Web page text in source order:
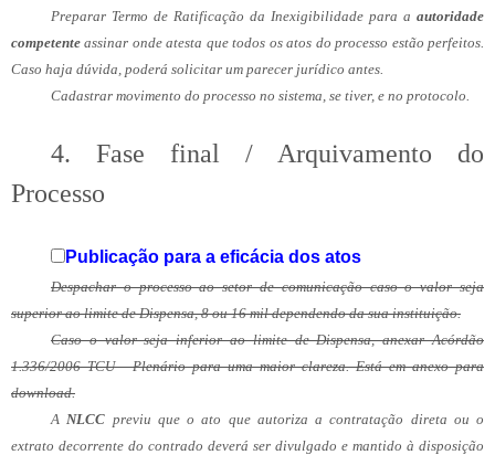
Preparar Termo de Ratificação da Inexigibilidade para a autoridade
competente assinar onde atesta que todos os atos do processo estão perfeitos.
Caso haja dúvida, poderá solicitar um parecer jurídico antes.
Cadastrar movimento do processo no sistema, se tiver, e no protocolo.
4. Fase final / Arquivamento do
Processo
Publicação para a eficácia dos atos
Despachar o processo ao setor de comunicação caso o valor seja
superior ao limite de Dispensa, 8 ou 16 mil dependendo da sua instituição.
Caso o valor seja inferior ao limite de Dispensa, anexar Acórdão
1.336/2006 TCU - Plenário para uma maior clareza. Está em anexo para
download.
A NLCC previu que o ato que autoriza a contratação direta ou o
extrato decorrente do contrado deverá ser divulgado e mantido à disposição